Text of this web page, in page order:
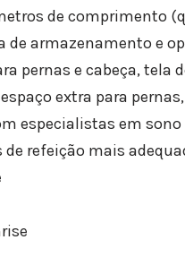
de comprimento
de armazenamento e
pernas e cabeça, tela
extra para pernas,
especialistas em
refeição mais